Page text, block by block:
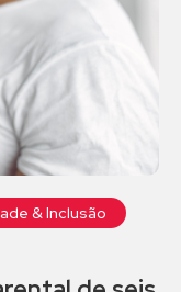
& Inclusão